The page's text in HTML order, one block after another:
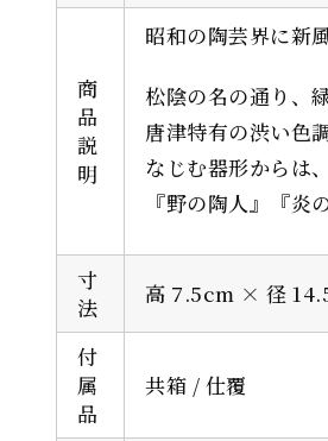
お電話番号（任意）
本文
商
品
説
明
昭和の陶芸界に新
松陰の名の通り、
唐津特有の渋い色
なじむ器形からは
『野の陶人』『炎
寸
法
高 7.5cm × 径
付
属
品
共箱 / 仕覆